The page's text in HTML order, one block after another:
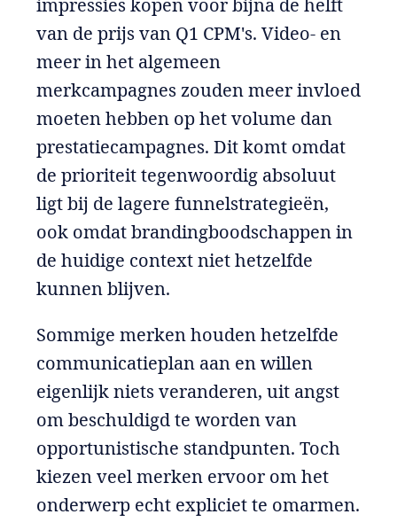
impressies kopen voor bijna de helft
van de prijs van Q1 CPM's. Video- en
meer in het algemeen
merkcampagnes zouden meer invloed
moeten hebben op het volume dan
prestatiecampagnes. Dit komt omdat
de prioriteit tegenwoordig absoluut
ligt bij de lagere funnelstrategieën,
ook omdat brandingboodschappen in
de huidige context niet hetzelfde
kunnen blijven.
Sommige merken houden hetzelfde
communicatieplan aan en willen
eigenlijk niets veranderen, uit angst
om beschuldigd te worden van
opportunistische standpunten. Toch
kiezen veel merken ervoor om het
onderwerp echt expliciet te omarmen.